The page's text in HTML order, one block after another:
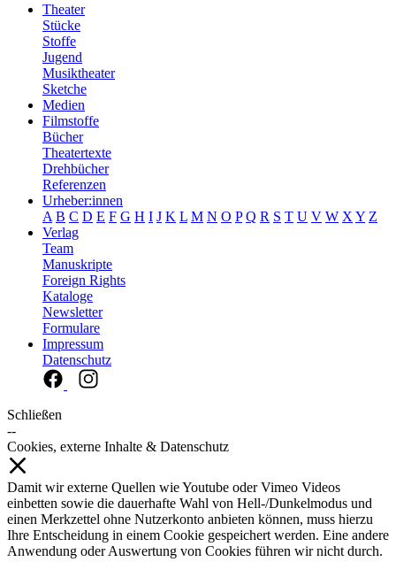
Theater
Stücke
Stoffe
Jugend
Musiktheater
Sketche
Medien
Filmstoffe
Bücher
Theatertexte
Drehbücher
Referenzen
Urheber:innen
A B C D E F G H I J K L M N O P Q R S T U V W X Y Z
Verlag
Team
Manuskripte
Foreign Rights
Kataloge
Newsletter
Formulare
Impressum
Datenschutz
Schließen
--
Cookies, externe Inhalte & Datenschutz
Damit wir externe Quellen wie Youtube oder Vimeo Videos
einbetten sowie die dauerhafte Wahl von Hell-/Dunkelmodus und
einen Merkzettel ohne Nutzerkonto anbieten können, muss hierzu
Ihre Entscheidung in einem Cookie gespeichert werden. Eine andere
Anwendung oder Auswertung von Cookies führen wir nicht durch.